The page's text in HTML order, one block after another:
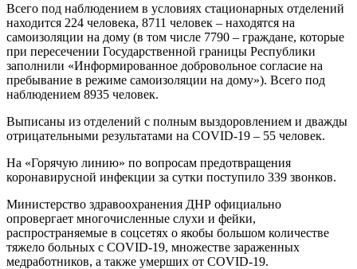
Всего под наблюдением в условиях стационарных отделений
находится 224 человека, 8711 человек – находятся на
самоизоляции на дому (в том числе 7790 – граждане, которые
при пересечении Государственной границы Республики
заполнили «Информированное добровольное согласие на
пребывание в режиме самоизоляции на дому»). Всего под
наблюдением 8935 человек.
Выписаны из отделений с полным выздоровлением и дважды
отрицательными результатами на COVID-19 – 55 человек.
На «Горячую линию» по вопросам предотвращения
коронавирусной инфекции за сутки поступило 339 звонков.
Министерство здравоохранения ДНР официально
опровергает многочисленные слухи и фейки,
распространяемые в соцсетях о якобы большом количестве
тяжело больных с COVID-19, множестве зараженных
медработников, а также умерших от COVID-19.